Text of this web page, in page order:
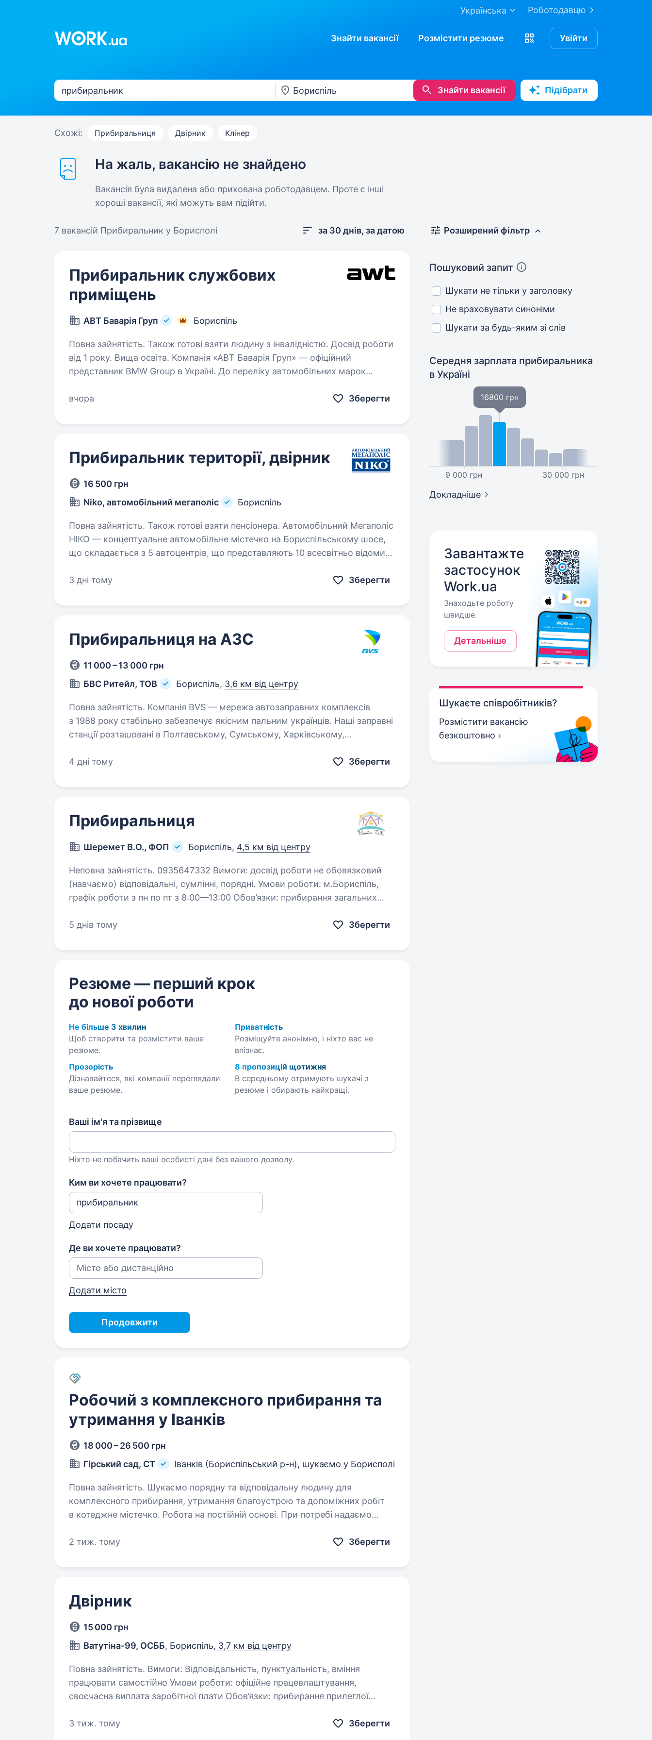
Роботодавцю
Українська
Знайти вакансії Розмістити резюме Увійти
Знайти вакансії Підібрати
Схожі: Прибиральниця Двірник Клінер
На жаль, вакансію не знайдено
Вакансія була видалена або прихована роботодавцем. Проте є інші
хороші вакансії, які можуть вам підійти.
7 вакансій Прибиральник у Борисполі за 30 днів, за датою
Прибиральник службових
приміщень
АВТ Баварія Груп Бориспіль
Повна зайнятість. Також готові взяти людину з інвалідністю. Досвід роботи
від 1 року. Вища освіта. Компанія «АВТ Баварія Груп» — офіційний
представник BMW Group в Україні. До переліку автомобільних марок
та мотоцикли BMW. Наша компанія визнана…
вчора Зберегти
Прибиральник території, двірник
16 500 грн
Niko, автомобільний мегаполіс
Бориспіль
Повна зайнятість. Також готові взяти пенсіонера. Автомобільний Мегаполіс
НІКО — концептуальне автомобільне містечко на Бориспільському шосе,
що складається з 5 автоцентрів, що представляють 10 всесвітньо відомих
3 дні тому
Зберегти
Прибиральниця на АЗС
11 000 – 13 000 грн
БВС Ритейл, ТОВ
Бориспіль, 3,6 км від центру
Повна зайнятість. Компанія BVS — мережа автозаправних комплексів
з 1988 року стабільно забезпечує якісним пальним українців. Наші заправні
станції розташовані в Полтавському, Сумському, Харківському,
4 дні тому
Зберегти
Прибиральниця
Шеремет В.О., ФОП Бориспіль, 4,5 км від центру
Неповна зайнятість. 0935647332 Вимоги: досвід роботи не обовязковий
(навчаємо) відповідальні, сумлінні, порядні. Умови роботи: м.Бориспіль,
графік роботи з пн по пт з 8:00—13:00 Обов’язки: прибирання загальних
5 днів тому
Зберегти
Резюме — перший крок
до нової роботи
Не більше 3 хвилин
Щоб створити та розмістити ваше
резюме.
Приватність
Розміщуйте анонімно, і ніхто вас не
впізнає.
Прозорість
Дізнавайтеся, які компанії переглядали
ваше резюме.
8 пропозицій щотижня
В середньому отримують шукачі з
резюме і обирають найкращі.
Ваші ім'я та прізвище
Ніхто не побачить ваші особисті дані без вашого дозволу.
Ким ви хочете працювати?
Додати посаду
Де ви хочете працювати?
Додати місто
Продовжити
Робочий з комплексного прибирання та
утримання у Іванків
18 000 – 26 500 грн
Гірський сад, СТ
Іванків (Бориспільський р-н), шукаємо у Борисполі
Повна зайнятість. Шукаємо порядну та відповідальну людину для
комплексного прибирання, утримання благоустрою та допоміжних робіт
в котеджне містечко. Робота на постійній основі. При потребі надаємо
2 тиж. тому
Зберегти
Двірник
15 000 грн
Ватутіна-99, ОСББ, Бориспіль, 3,7 км від центру
Повна зайнятість. Вимоги: Відповідальність, пунктуальність, вміння
працювати самостійно Умови роботи: офіційне працевлаштування,
своєчасна виплата заробітної плати Обов’язки: прибирання прилеглої
3 тиж. тому
Зберегти
Розширений фільтр
Пошуковий запит
Шукати не тільки у заголовку
Не враховувати синоніми
Шукати за будь-яким зі слів
Середня зарплата прибиральника
в Україні
9 000 грн
16800 грн
30 000 грн
Докладніше
Завантажте
застосунок
Work.ua
Знаходьте роботу
швидше.
Детальніше
Шукаєте співробітників?
Розмістити вакансію
безкоштовно